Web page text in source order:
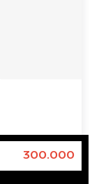
300.000